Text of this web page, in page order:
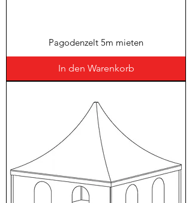
Pagodenzelt 5m mieten
In den Warenkorb